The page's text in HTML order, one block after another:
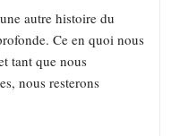
autre histoire du
Ce en quoi nous
tant que nous
nous resterons